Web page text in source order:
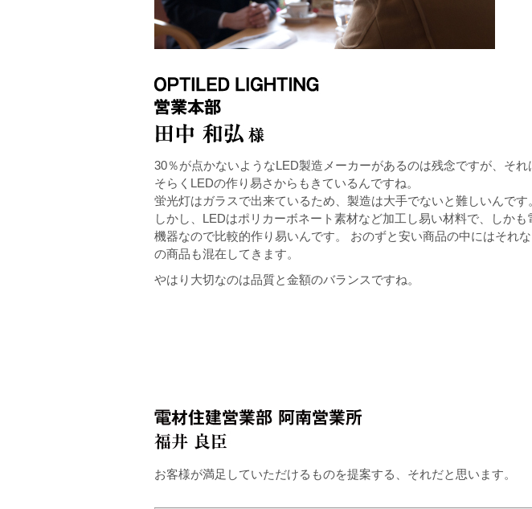
30％が点かないようなLED製造メーカーがあるのは残念ですが、それ
そらくLEDの作り易さからもきているんですね。
蛍光灯はガラスで出来ているため、製造は大手でないと難しいんです
しかし、LEDはポリカーボネート素材など加工し易い材料で、しかも
機器なので比較的作り易いんです。 おのずと安い商品の中にはそれな
の商品も混在してきます。
やはり大切なのは品質と金額のバランスですね。
お客様が満足していただけるものを提案する、それだと思います。